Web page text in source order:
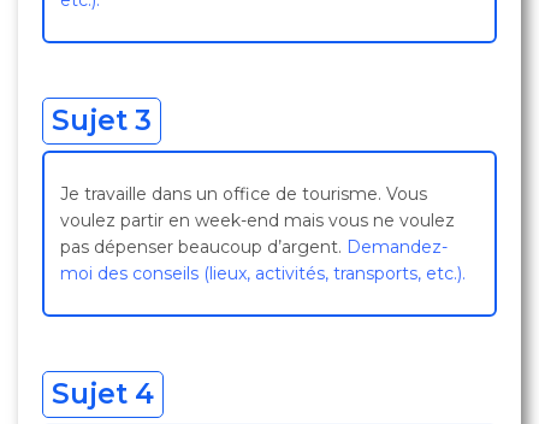
Sujet 3
Je travaille dans un office de tourisme. Vous
voulez partir en week-end mais vous ne voulez
pas dépenser beaucoup d’argent. Demandez-
moi des conseils (lieux, activités, transports, etc.).
Sujet 4